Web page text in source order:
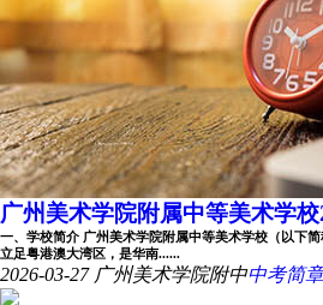
广州美术学院附属中等美术学
一、学校简介 广州美术学院附属中等美术学校（以下
立足粤港澳大湾区，是华南......
2026-03-27 广州美术学院附中中考简章